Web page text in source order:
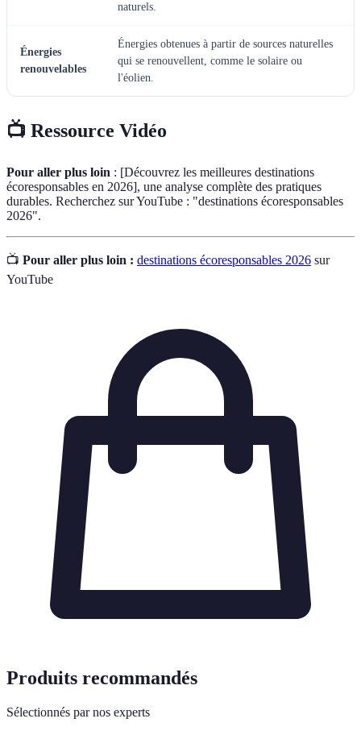
naturels.
Énergies
renouvelables
Énergies obtenues à partir de sources naturelles
qui se renouvellent, comme le solaire ou
l'éolien.
📺 Ressource Vidéo
Pour aller plus loin : [Découvrez les meilleures destinations
écoresponsables en 2026], une analyse complète des pratiques
durables. Recherchez sur YouTube : "destinations écoresponsables
2026".
📺 Pour aller plus loin : destinations écoresponsables 2026 sur
YouTube
Produits recommandés
Sélectionnés par nos experts